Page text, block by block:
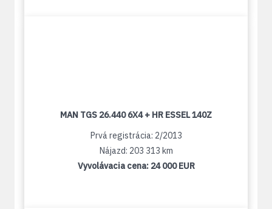
MAN TGS 26.440 6X4 + HR ESSEL 140Z
Prvá registrácia: 2/2013
Nájazd: 203 313 km
Vyvolávacia cena: 24 000 EUR